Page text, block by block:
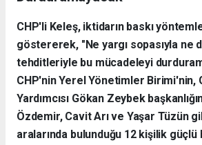
CHP'li Keleş, iktidarın baskı
göstererek, "Ne yargı sopasıyla ne
tehditleriyle bu mücadeleyi
CHP'nin Yerel Yönetimler Birimi'nin,
Yardımcısı Gökan Zeybek
Özdemir, Cavit Arı ve Yaşar Tüzün
aralarında bulunduğu 12 kişilik